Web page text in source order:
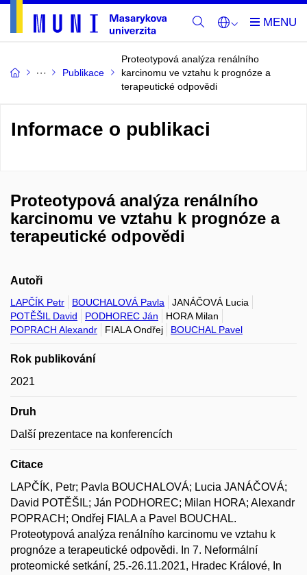
Publikace
Proteotypová analýza renálního
karcinomu ve vztahu k prognóze a
terapeutické odpovědi
Informace o publikaci
Proteotypová analýza renálního
karcinomu ve vztahu k prognóze a
terapeutické odpovědi
Autoři
LAPČÍK Petr BOUCHALOVÁ Pavla
JANÁČOVÁ Lucia
POTĚŠIL David
PODHOREC Ján
HORA Milan
POPRACH Alexandr
FIALA Ondřej BOUCHAL Pavel
Rok publikování
2021
Druh
Další prezentace na konferencích
Citace
LAPČÍK, Petr; Pavla BOUCHALOVÁ; Lucia JANÁČOVÁ;
David POTĚŠIL; Ján PODHOREC; Milan HORA; Alexandr
POPRACH; Ondřej FIALA a Pavel BOUCHAL.
Proteotypová analýza renálního karcinomu ve vztahu k
prognóze a terapeutické odpovědi. In 7. Neformální
proteomické setkání, 25.-26.11.2021, Hradec Králové, In